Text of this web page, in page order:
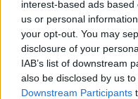
interest-based ads
us or personal
your opt-out. You may
disclosure of your
IAB’s list of downstream
also be disclosed by us
Downstream Participants
Ροή ειδήσεων
11:28
«Η δίκη του Μάνου